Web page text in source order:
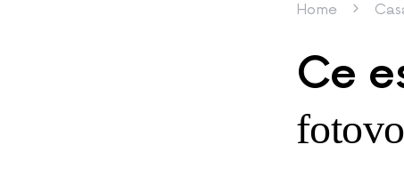
Home
Ce